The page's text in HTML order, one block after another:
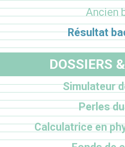
Ancien
Résultat
DOSSIERS
Simulateur
Perles
Calculatrice en